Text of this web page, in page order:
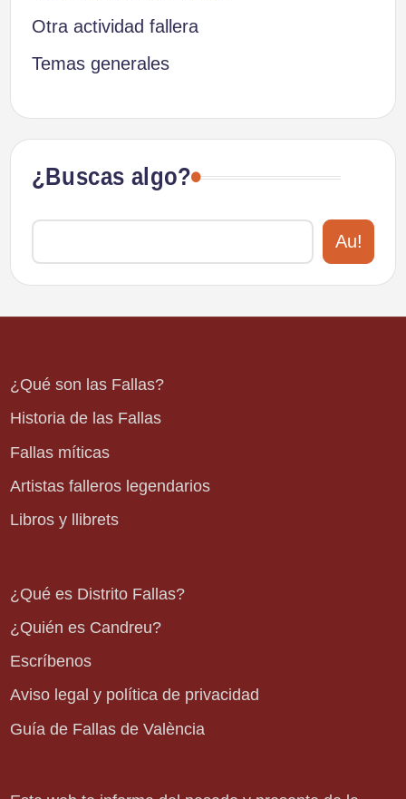
Otra actividad fallera
Temas generales
¿Buscas algo?
Au!
¿Qué son las Fallas?
Historia de las Fallas
Fallas míticas
Artistas falleros legendarios
Libros y llibrets
¿Qué es Distrito Fallas?
¿Quién es Candreu?
Escríbenos
Aviso legal y política de privacidad
Guía de Fallas de València